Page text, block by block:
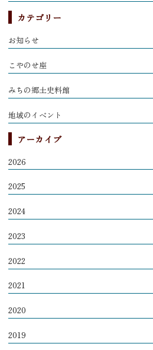
カテゴリー
お知らせ
こやのせ座
みちの郷土史料館
地域のイベント
アーカイブ
2026
2025
2024
2023
2022
2021
2020
2019